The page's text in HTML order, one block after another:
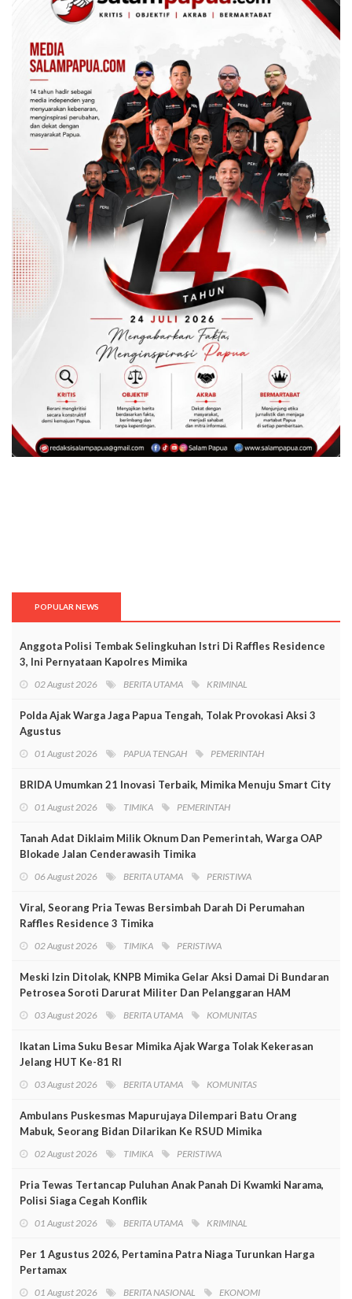
POPULAR NEWS
Anggota Polisi Tembak Selingkuhan Istri Di Raffles Residence
3, Ini Pernyataan Kapolres Mimika
02 August 2026 BERITA UTAMA KRIMINAL
Polda Ajak Warga Jaga Papua Tengah, Tolak Provokasi Aksi 3
Agustus
01 August 2026 PAPUA TENGAH PEMERINTAH
BRIDA Umumkan 21 Inovasi Terbaik, Mimika Menuju Smart City
01 August 2026 TIMIKA PEMERINTAH
Tanah Adat Diklaim Milik Oknum Dan Pemerintah, Warga OAP
Blokade Jalan Cenderawasih Timika
06 August 2026 BERITA UTAMA PERISTIWA
Viral, Seorang Pria Tewas Bersimbah Darah Di Perumahan
Raffles Residence 3 Timika
02 August 2026 TIMIKA PERISTIWA
Meski Izin Ditolak, KNPB Mimika Gelar Aksi Damai Di Bundaran
Petrosea Soroti Darurat Militer Dan Pelanggaran HAM
03 August 2026 BERITA UTAMA KOMUNITAS
Ikatan Lima Suku Besar Mimika Ajak Warga Tolak Kekerasan
Jelang HUT Ke-81 RI
03 August 2026 BERITA UTAMA KOMUNITAS
Ambulans Puskesmas Mapurujaya Dilempari Batu Orang
Mabuk, Seorang Bidan Dilarikan Ke RSUD Mimika
02 August 2026 TIMIKA PERISTIWA
Pria Tewas Tertancap Puluhan Anak Panah Di Kwamki Narama,
Polisi Siaga Cegah Konflik
01 August 2026 BERITA UTAMA KRIMINAL
Per 1 Agustus 2026, Pertamina Patra Niaga Turunkan Harga
Pertamax
01 August 2026 BERITA NASIONAL EKONOMI